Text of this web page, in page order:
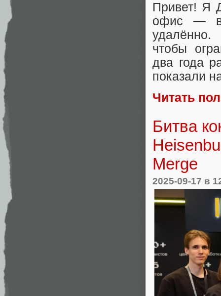
Привет! Я
офис — в
удалённо.
чтобы
два года
показали
Читать
Битва
Merge
2025-09-17 в